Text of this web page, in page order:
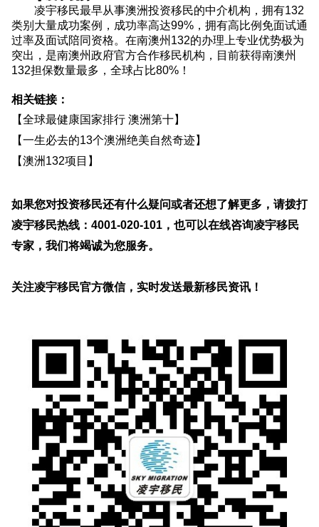
凌宇移民最早从事澳洲投资移民的中介机构，拥有132
类别大量成功案例，成功率高达99%，拥有高比例免面试通
过率及面试陪同资格。在南澳州132的办理上专业优势极为
突出，是南澳州政府官方合作移民机构，目前获得南澳州
132担保数量最多，全球占比80%！
相关链接：
【全球最健康国家排行 澳洲第十】
【一生必去的13个澳洲绝美自然奇迹】
【澳洲132项目 】
如果您对投资移民还有什么疑问或者还想了解更多，请拨打
凌宇移民热线：4001-020-101，也可以在线咨询凌宇移民
专家，我们将竭诚为您服务。
关注凌宇移民官方微信，实时发送最新移民资讯！